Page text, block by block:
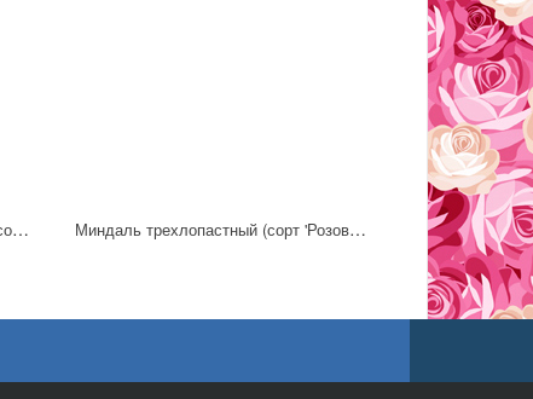
Вишня карликовая, или песчаная (сорт 'Depressa') Миндаль трехлопастный (сорт 'Розовый шар')